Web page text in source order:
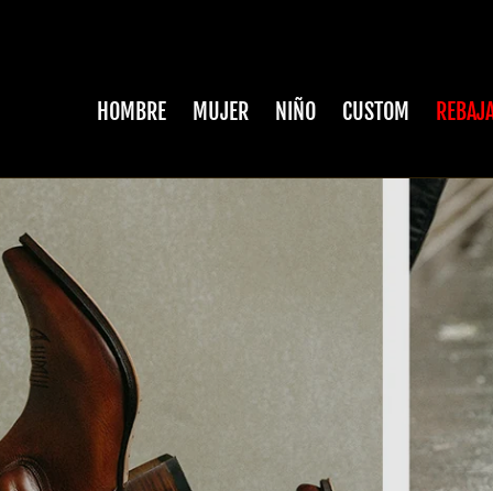
HOMBRE MUJER NIÑO CUSTOM